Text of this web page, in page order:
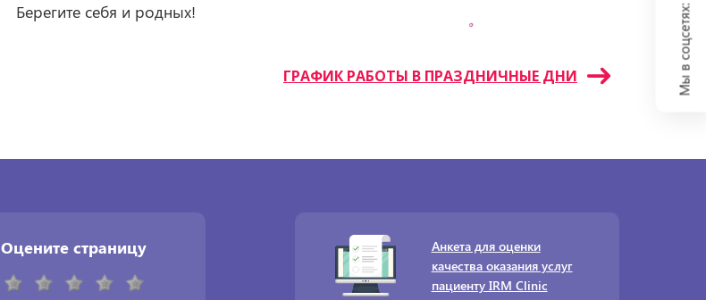
Берегите себя и родных!
ГРАФИК РАБОТЫ В ПРАЗДНИЧНЫЕ ДНИ
Оцените страницу
Анкета для оценки
качества оказания услуг
пациенту IRM Clinic
Мы в соцсетях: